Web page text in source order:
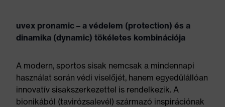
uvex pronamic – a védelem (protection) és a
dinamika (dynamic) tökéletes kombinációja
A modern, sportos sisak nemcsak a mindennapi
használat során védi viselőjét, hanem egyedülállóan
innovatív sisakszerkezettel is rendelkezik. A
bionikából (tavirózsalevél) származó inspirációnak